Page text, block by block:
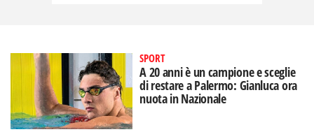
SPORT
A 20 anni è un campione e sceglie
di restare a Palermo: Gianluca ora
nuota in Nazionale